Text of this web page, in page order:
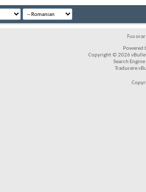
Fus
Powered
Copyright © 2026
Search
Traducere